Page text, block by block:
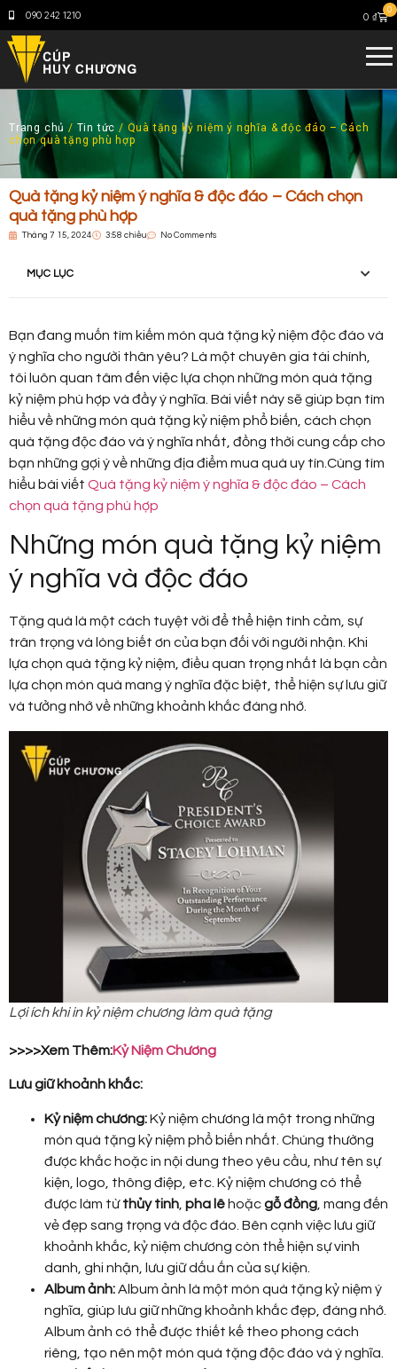
090 242 1210 0 ₫
0
Trang chủ / Tin tức / Quà tặng kỷ niệm ý nghĩa & độc đáo – Cách
chọn quà tặng phù hợp
Quà tặng kỷ niệm ý nghĩa & độc đáo – Cách chọn
quà tặng phù hợp
Tháng 7 15, 2024 3:58 chiều No Comments
MỤC LỤC
Bạn đang muốn tìm kiếm món quà tặng kỷ niệm độc đáo và
ý nghĩa cho người thân yêu? Là một chuyên gia tài chính,
tôi luôn quan tâm đến việc lựa chọn những món quà tặng
kỷ niệm phù hợp và đầy ý nghĩa. Bài viết này sẽ giúp bạn tìm
hiểu về những món quà tặng kỷ niệm phổ biến, cách chọn
quà tặng độc đáo và ý nghĩa nhất, đồng thời cung cấp cho
bạn những gợi ý về những địa điểm mua quà uy tín.Cùng tìm
hiểu bài viết Quà tặng kỷ niệm ý nghĩa & độc đáo – Cách
chọn quà tặng phù hợp
Những món quà tặng kỷ niệm
ý nghĩa và độc đáo
Tặng quà là một cách tuyệt vời để thể hiện tình cảm, sự
trân trọng và lòng biết ơn của bạn đối với người nhận. Khi
lựa chọn quà tặng kỷ niệm, điều quan trọng nhất là bạn cần
lựa chọn món quà mang ý nghĩa đặc biệt, thể hiện sự lưu giữ
và tưởng nhớ về những khoảnh khắc đáng nhớ.
Lợi ích khi in kỷ niệm chương làm quà tặng
>>>>Xem Thêm:Kỷ Niệm Chương
Lưu giữ khoảnh khắc:
Kỷ niệm chương:Kỷ niệm chương là một trong những
món quà tặng kỷ niệm phổ biến nhất. Chúng thường
được khắc hoặc in nội dung theo yêu cầu, như tên sự
kiện, logo, thông điệp, etc. Kỷ niệm chương có thể
được làm từthủy tinh pha lê hoặcgỗ đồng , mang đến
vẻ đẹp sang trọng và độc đáo. Bên cạnh việc lưu giữ
khoảnh khắc, kỷ niệm chương còn thể hiện sự vinh
danh, ghi nhận, lưu giữ dấu ấn của sự kiện.
Album ảnh:Album ảnh là một món quà tặng kỷ niệm ý
nghĩa, giúp lưu giữ những khoảnh khắc đẹp, đáng nhớ.
Album ảnh có thể được thiết kế theo phong cách
riêng, tạo nên một món quà tặng độc đáo và ý nghĩa.